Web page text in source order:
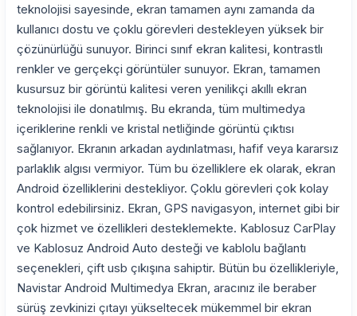
teknolojisi sayesinde, ekran tamamen aynı zamanda da
kullanıcı dostu ve çoklu görevleri destekleyen yüksek bir
çözünürlüğü sunuyor. Birinci sınıf ekran kalitesi, kontrastlı
renkler ve gerçekçi görüntüler sunuyor. Ekran, tamamen
kusursuz bir görüntü kalitesi veren yenilikçi akıllı ekran
teknolojisi ile donatılmış. Bu ekranda, tüm multimedya
içeriklerine renkli ve kristal netliğinde görüntü çıktısı
sağlanıyor. Ekranın arkadan aydınlatması, hafif veya kararsız
parlaklık algısı vermiyor. Tüm bu özelliklere ek olarak, ekran
Android özelliklerini destekliyor. Çoklu görevleri çok kolay
kontrol edebilirsiniz. Ekran, GPS navigasyon, internet gibi bir
çok hizmet ve özellikleri desteklemekte. Kablosuz CarPlay
ve Kablosuz Android Auto desteği ve kablolu bağlantı
seçenekleri, çift usb çıkışına sahiptir. Bütün bu özellikleriyle,
Navistar Android Multimedya Ekran, aracınız ile beraber
sürüş zevkinizi çıtayı yükseltecek mükemmel bir ekran